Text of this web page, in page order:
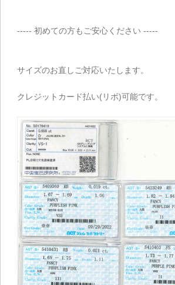
----- 初めての方もご安心ください -----
サイズのお直しご対応いたします。
クレジットカード払い(リボ)可能です。